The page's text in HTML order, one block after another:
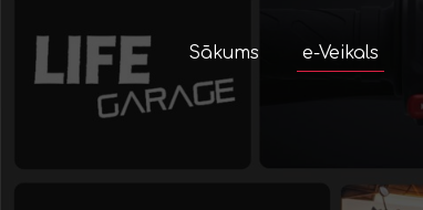
Sākums e-Veikals